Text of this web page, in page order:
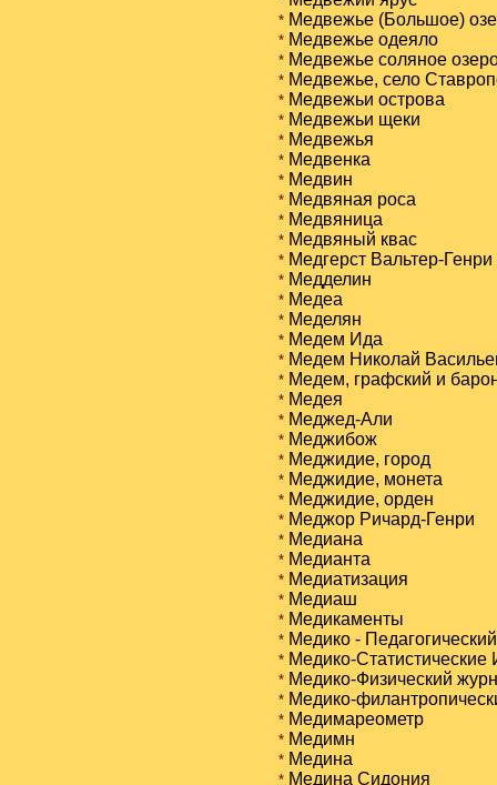
*Медвежье (Большое)
*Медвежье одеяло
*Медвежье соляное
*Медвежье, село
*Медвежьи острова
*Медвежьи щеки
*Медвежья
*Медвенка
*Медвин
*Медвяная роса
*Медвяница
*Медвяный квас
*Медгерст Вальтер-Генри
*Медделин
*Медеa
*Меделян
*Медем Ида
*Медем Николай
*Медем, графский и
*Медея
*Меджед-Али
*Меджибож
*Меджидие, город
*Меджидие, монета
*Меджидие, орден
*Меджор Ричард-Генри
*Медиана
*Медианта
*Медиатизация
*Медиаш
*Медикаменты
*Медико -
*Медико-Статистические
*Медико-Физический
*Медико-
*Медимареометр
*Медимн
*Медина
*Медина Сидония